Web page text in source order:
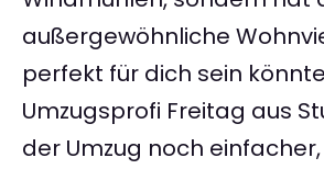
außergewöhnliche
perfekt für dich sein
Umzugsprofi Freitag aus
der Umzug noch